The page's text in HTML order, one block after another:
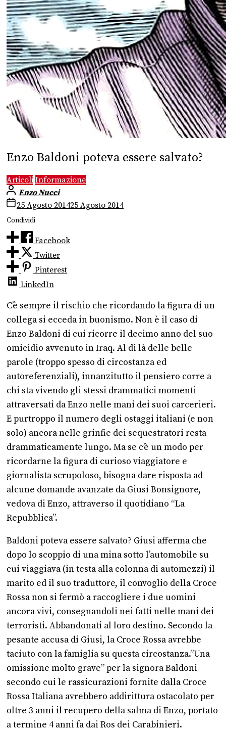
Enzo Baldoni poteva essere salvato?
Articoli Informazione
Enzo Nucci
25 Agosto 201425 Agosto 2014
Condividi
Facebook
Twitter
Pinterest
LinkedIn
C’è sempre il rischio che ricordando la figura di un
collega si ecceda in buonismo. Non è il caso di
Enzo Baldoni di cui ricorre il decimo anno del suo
omicidio avvenuto in Iraq. Al di là delle belle
parole (troppo spesso di circostanza ed
autoreferenziali), innanzitutto il pensiero corre a
chi sta vivendo gli stessi drammatici momenti
attraversati da Enzo nelle mani dei suoi carcerieri.
E purtroppo il numero degli ostaggi italiani (e non
solo) ancora nelle grinfie dei sequestratori resta
drammaticamente lungo. Ma se c’è un modo per
ricordarne la figura di curioso viaggiatore e
giornalista scrupoloso, bisogna dare risposta ad
alcune domande avanzate da Giusi Bonsignore,
vedova di Enzo, attraverso il quotidiano “La
Repubblica”.
Baldoni poteva essere salvato? Giusi afferma che
dopo lo scoppio di una mina sotto l’automobile su
cui viaggiava (in testa alla colonna di automezzi) il
marito ed il suo traduttore, il convoglio della Croce
Rossa non si fermò a raccogliere i due uomini
ancora vivi, consegnandoli nei fatti nelle mani dei
terroristi. Abbandonati al loro destino. Secondo la
pesante accusa di Giusi, la Croce Rossa avrebbe
taciuto con la famiglia su questa circostanza.”Una
omissione molto grave” per la signora Baldoni
secondo cui le rassicurazioni fornite dalla Croce
Rossa Italiana avrebbero addirittura ostacolato per
oltre 3 anni il recupero della salma di Enzo, portato
a termine 4 anni fa dai Ros dei Carabinieri.